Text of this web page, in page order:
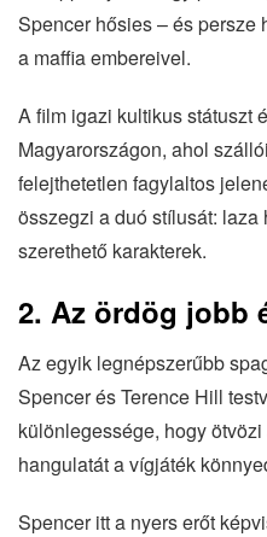
Spencer hősies – és persze
a maffia embereivel.
A film igazi kultikus státuszt
Magyarországon, ahol
felejthetetlen fagylaltos
összegzi a duó stílusát:
szerethető karakterek.
2. Az ördög jobb
Az egyik legnépszerűbb
Spencer és Terence Hill
különlegessége, hogy
hangulatát a vígjáték
Spencer itt a nyers erőt